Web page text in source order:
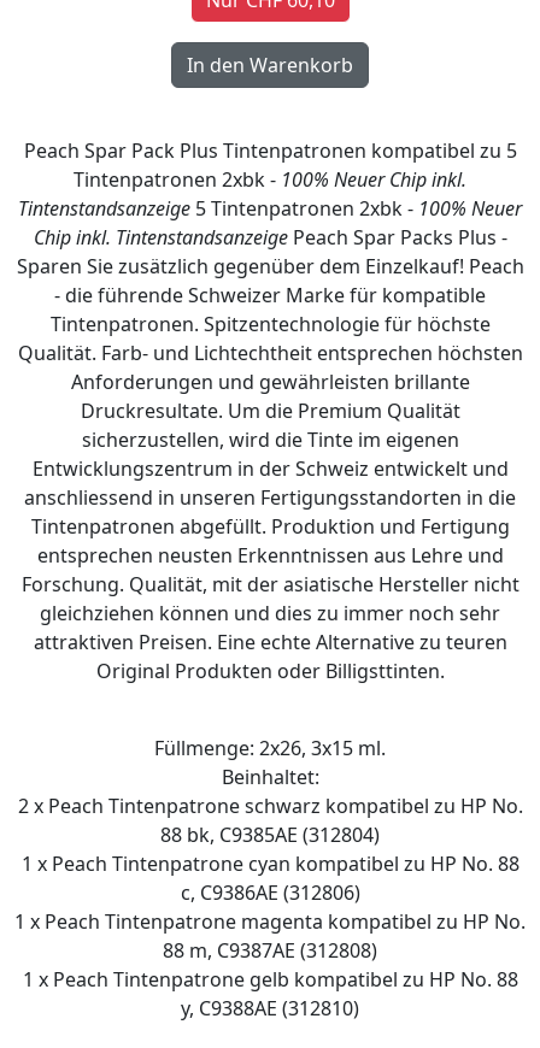
Peach Spar Pack Plus Tintenpatronen kompatibel zu 5
Tintenpatronen 2xbk - 100% Neuer Chip inkl.
Tintenstandsanzeige 5 Tintenpatronen 2xbk - 100% Neuer
Chip inkl. TintenstandsanzeigePeach Spar Packs Plus -
Sparen Sie zusätzlich gegenüber dem Einzelkauf! Peach
- die führende Schweizer Marke für kompatible
Tintenpatronen. Spitzentechnologie für höchste
Qualität. Farb- und Lichtechtheit entsprechen höchsten
Anforderungen und gewährleisten brillante
Druckresultate. Um die Premium Qualität
sicherzustellen, wird die Tinte im eigenen
Entwicklungszentrum in der Schweiz entwickelt und
anschliessend in unseren Fertigungsstandorten in die
Tintenpatronen abgefüllt. Produktion und Fertigung
entsprechen neusten Erkenntnissen aus Lehre und
Forschung. Qualität, mit der asiatische Hersteller nicht
gleichziehen können und dies zu immer noch sehr
attraktiven Preisen. Eine echte Alternative zu teuren
Original Produkten oder Billigsttinten.
Füllmenge: 2x26, 3x15 ml.
Beinhaltet:
2 x Peach Tintenpatrone schwarz kompatibel zu HP No.
88 bk, C9385AE (312804)
1 x Peach Tintenpatrone cyan kompatibel zu HP No. 88
c, C9386AE (312806)
1 x Peach Tintenpatrone magenta kompatibel zu HP No.
88 m, C9387AE (312808)
1 x Peach Tintenpatrone gelb kompatibel zu HP No. 88
y, C9388AE (312810)